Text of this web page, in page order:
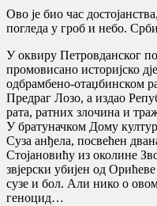
Ово је био час
погледа у гроб и небо.
У оквиру Петровданског
промовисано историјско
одбрамбено-отаџбинском
Предраг Лозо, а издао
рата, ратних злочина и
У братуначком Дому
Суза анђела, посвећен
Стојановићу из околине
звјерски убијен од
сузе и бол. Али нико о
геноцид…